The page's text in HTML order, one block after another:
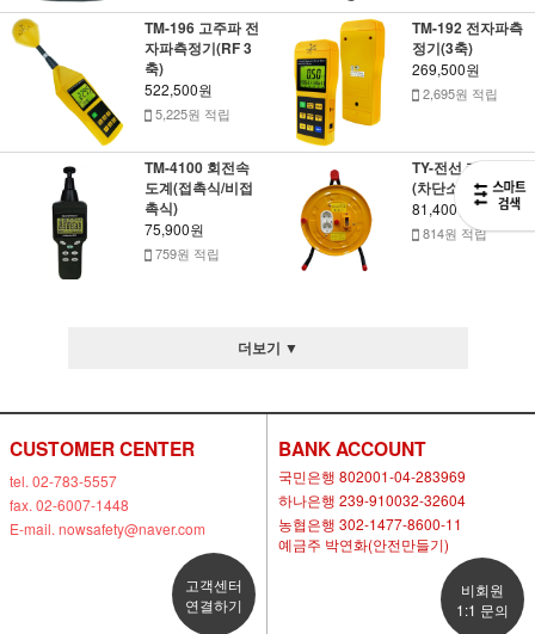
TM-196 고주파 전
자파측정기(RF 3
축)
522,500원
5,225원 적립
TM-192 전자파측
정기(3축)
269,500원
2,695원 적립
TM-4100 회전속
도계(접촉식/비접
촉식)
75,900원
759원 적립
TY-전선 케이블릴
(차단소형-노랑)
81,400원
814원 적립
더보기 ▼
CUSTOMER CENTER
tel. 02-783-5557
fax. 02-6007-1448
E-mail. nowsafety@naver.com
고객센터
연결하기
BANK ACCOUNT
국민은행 802001-04-283969
하나은행 239-910032-32604
농협은행 302-1477-8600-11
예금주 박연화(안전만들기)
비회원
1:1 문의